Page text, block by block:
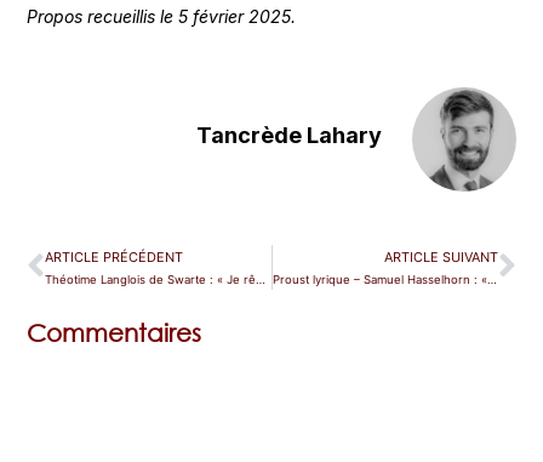
Propos recueillis le 5 février 2025.
Tancrède Lahary
ARTICLE PRÉCÉDENT ARTICLE SUIVANT
Proust lyrique – Samuel Hasselhorn : « Ce serait un rêve de monter sur scène aux côtés de Bryn Terfel »
Commentaires